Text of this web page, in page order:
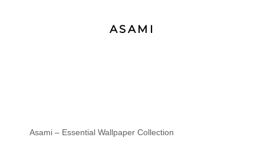
ASAMI
Asami – Essential Wallpaper Collection